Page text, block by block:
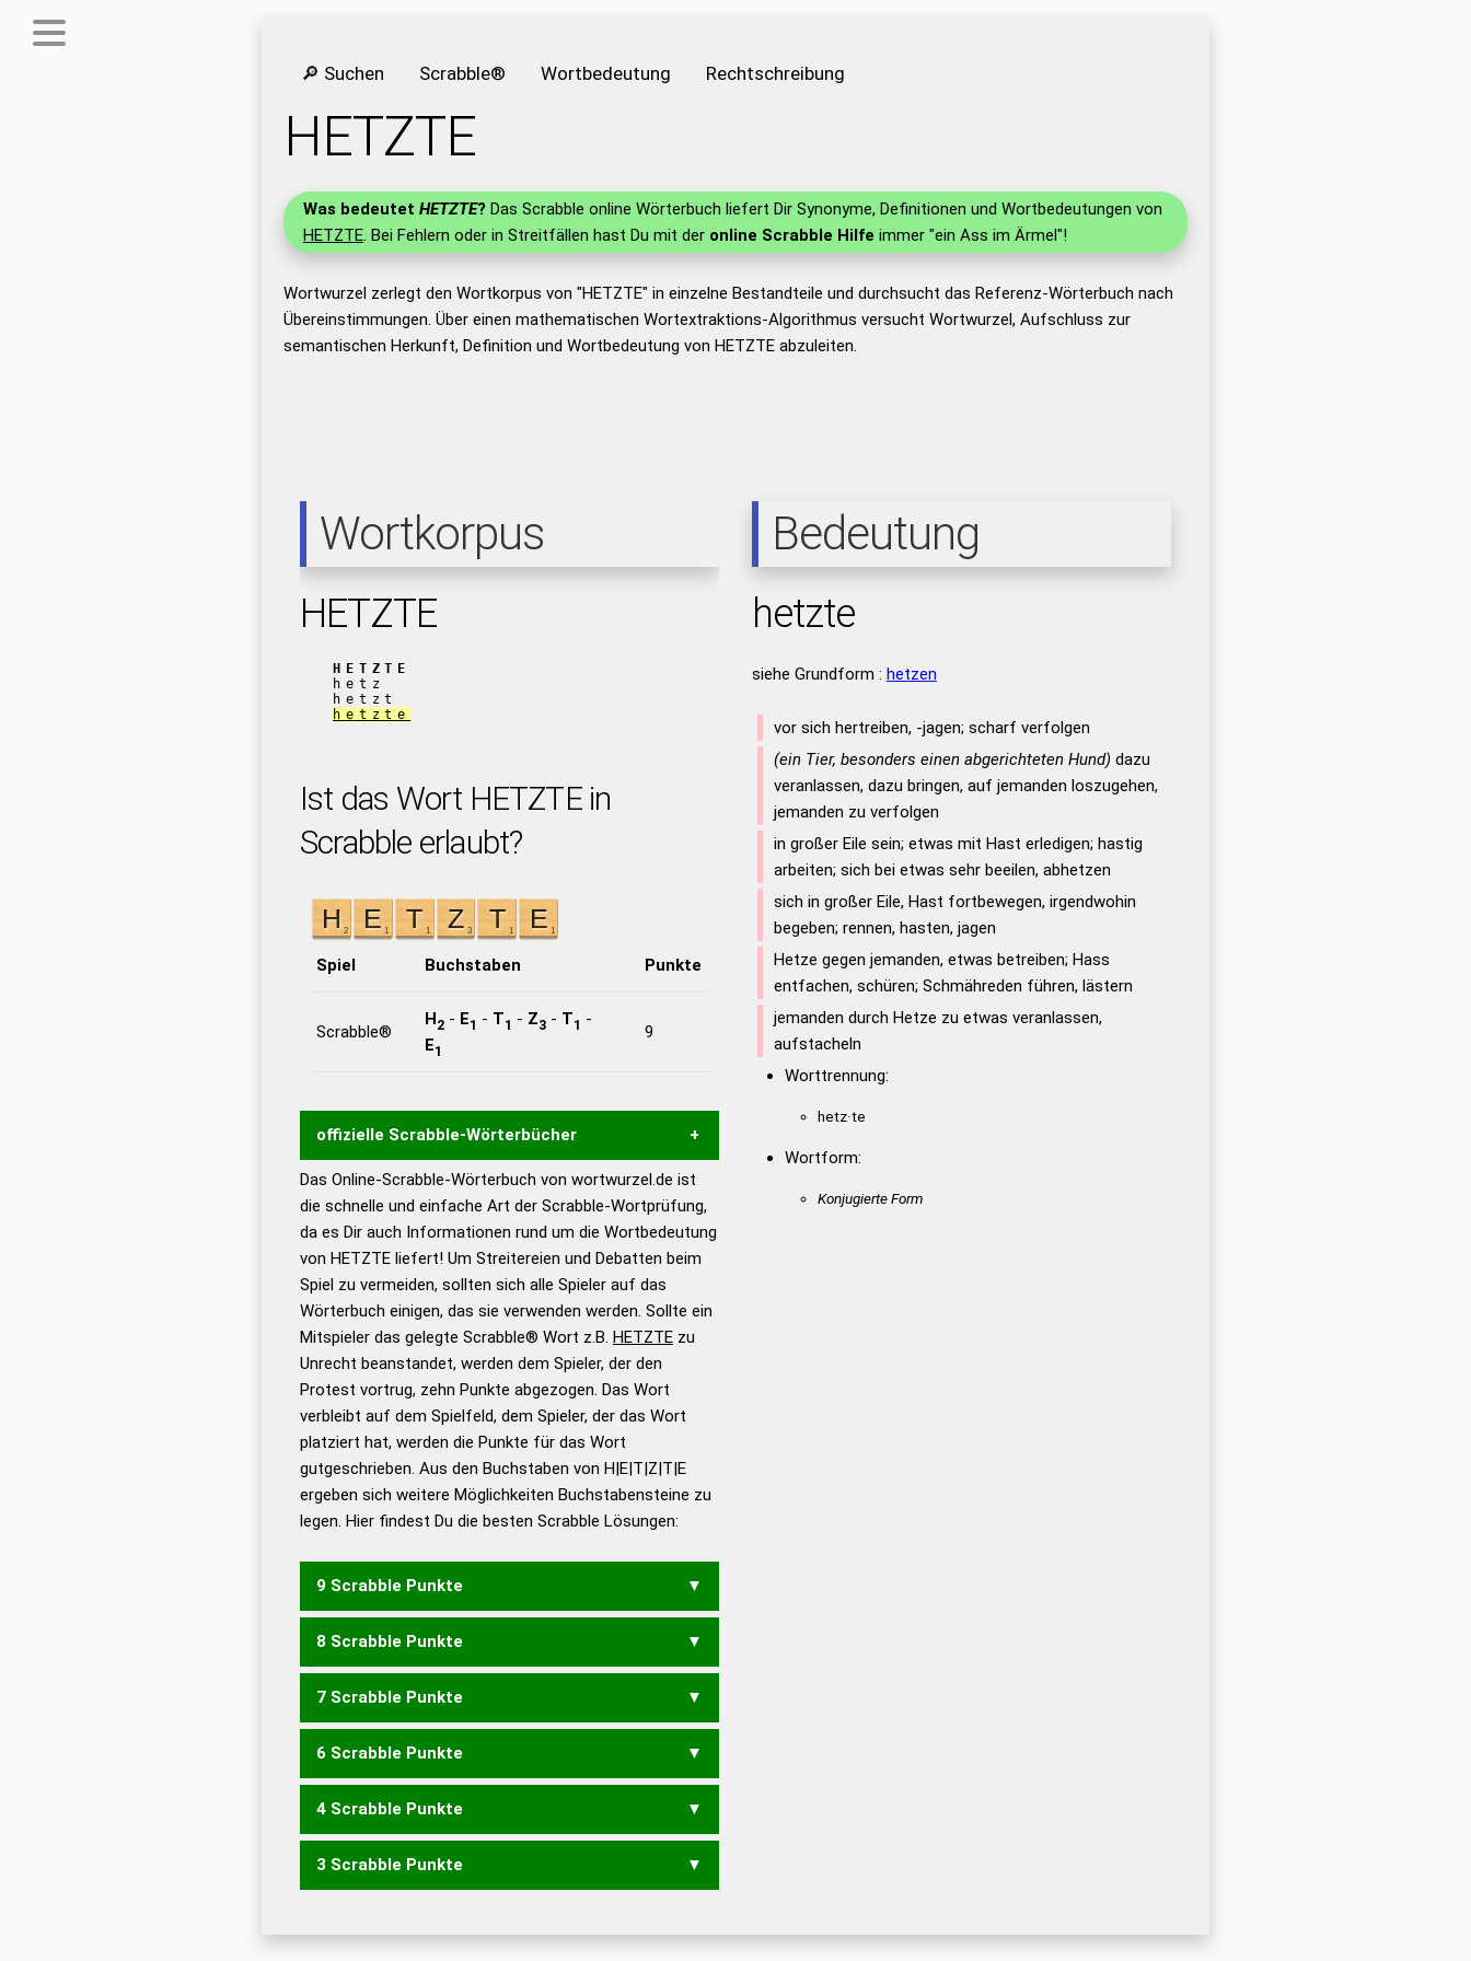
🔎 Suchen Scrabble® Wortbedeutung Rechtschreibung
HETZTE
Was bedeutet HETZTE? Das Scrabble online Wörterbuch liefert Dir Synonyme, Definitionen und Wortbedeutungen von
HETZTE. Bei Fehlern oder in Streitfällen hast Du mit der online Scrabble Hilfe immer "ein Ass im Ärmel"!
Wortwurzel zerlegt den Wortkorpus von "HETZTE" in einzelne Bestandteile und durchsucht das Referenz-Wörterbuch nach
Übereinstimmungen. Über einen mathematischen Wortextraktions-Algorithmus versucht Wortwurzel, Aufschluss zur
semantischen Herkunft, Definition und Wortbedeutung von HETZTE abzuleiten.
Wortkorpus
HETZTE
HETZTE
hetz
hetzt
hetzte
Ist das Wort HETZTE in
Scrabble erlaubt?
Spiel Buchstaben Punkte
Scrabble®
H2- E1 - T1 - Z3- T1 -
E1
9
offizielle Scrabble-Wörterbücher
Wortwurzel liefert mit Hilfe eines semantischen
Wortanalyse-Algorithmus gute Anhaltspunkte zu
Wortbedeutung, Worttrennung und Wortform, um die
Gültigkeit eines Wortes für das Scrabble-Spiel zu
bestimmen! zugelassene Turnier Scrabble-
Wörterbücher sind:
Duden – Standardwerk in 12
Bänden
Duden – Richtiges und gutes
Deutsch
Duden – Die deutsche Grammatik
Duden – Deutsches
Universalwörterbuch
Das Online-Scrabble-Wörterbuch von wortwurzel.de ist
die schnelle und einfache Art der Scrabble-Wortprüfung,
da es Dir auch Informationen rund um die Wortbedeutung
von HETZTE liefert! Um Streitereien und Debatten beim
Spiel zu vermeiden, sollten sich alle Spieler auf das
Wörterbuch einigen, das sie verwenden werden. Sollte ein
Mitspieler das gelegte Scrabble® Wort z.B. HETZTEzu
Unrecht beanstandet, werden dem Spieler, der den
Protest vortrug, zehn Punkte abgezogen. Das Wort
verbleibt auf dem Spielfeld, dem Spieler, der das Wort
platziert hat, werden die Punkte für das Wort
gutgeschrieben. Aus den Buchstaben von H|E|T|Z|T|E
ergeben sich weitere Möglichkeiten Buchstabensteine zu
legen. Hier findest Du die besten Scrabble Lösungen:
9 Scrabble Punkte
HETZET
8 Scrabble Punkte
HETZE
7 Scrabble Punkte
ZEHE
6 Scrabble Punkte
ZEH ZETT
4 Scrabble Punkte
EHE
3 Scrabble Punkte
Bedeutung
hetzte
siehe Grundform : hetzen
vor sich hertreiben, -jagen; scharf verfolgen
(ein Tier, besonders einen abgerichteten Hund) dazu
veranlassen, dazu bringen, auf jemanden loszugehen,
jemanden zu verfolgen
in großer Eile sein; etwas mit Hast erledigen; hastig
arbeiten; sich bei etwas sehr beeilen, abhetzen
sich in großer Eile, Hast fortbewegen, irgendwohin
begeben; rennen, hasten, jagen
Hetze gegen jemanden, etwas betreiben; Hass
entfachen, schüren; Schmähreden führen, lästern
jemanden durch Hetze zu etwas veranlassen,
aufstacheln
Worttrennung:
hetz·te
Wortform:
Konjugierte Form